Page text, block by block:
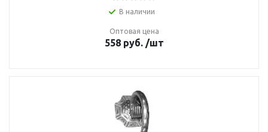
В наличии
Оптовая цена
558 руб. /шт